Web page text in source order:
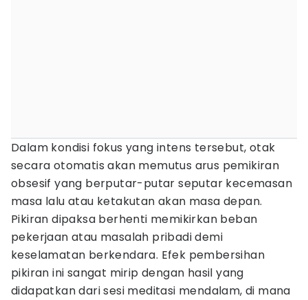
Dalam kondisi fokus yang intens tersebut, otak
secara otomatis akan memutus arus pemikiran
obsesif yang berputar-putar seputar kecemasan
masa lalu atau ketakutan akan masa depan.
Pikiran dipaksa berhenti memikirkan beban
pekerjaan atau masalah pribadi demi
keselamatan berkendara. Efek pembersihan
pikiran ini sangat mirip dengan hasil yang
didapatkan dari sesi meditasi mendalam, di mana